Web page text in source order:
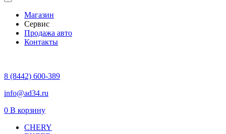
Магазин
Сервис
Продажа авто
Контакты
8 (8442) 600-389
info@ad34.ru
0 В корзину
CHERY